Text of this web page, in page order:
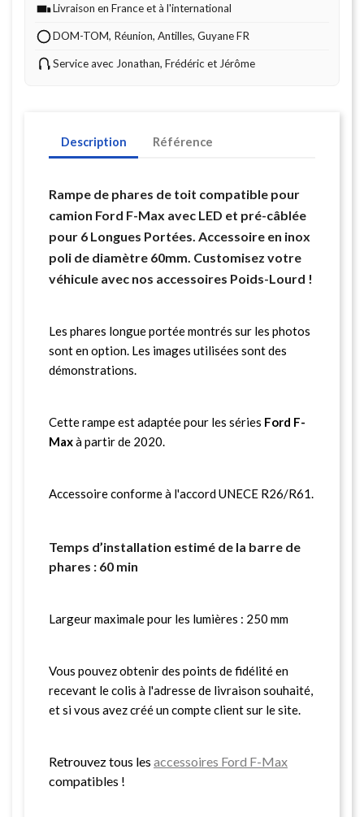
Livraison en France et à l'international
DOM-TOM, Réunion, Antilles, Guyane FR
Service avec Jonathan, Frédéric et Jérôme
Description Référence
Rampe de phares de toit compatible pour
camion Ford F-Max avec LED et pré-câblée
pour 6 Longues Portées. Accessoire en inox
poli de diamètre 60mm. Customisez votre
véhicule avec nos accessoires Poids-Lourd !
Les phares longue portée montrés sur les photos
sont en option. Les images utilisées sont des
démonstrations.
Cette rampe est adaptée pour les séries Ford F-
Maxà partir de 2020.
Accessoire conforme à l'accord UNECE R26/R61.
Temps d’installation estimé de la barre de
phares : 60 min
Largeur maximale pour les lumières : 250 mm
Vous pouvez obtenir des points de fidélité en
recevant le colis à l'adresse de livraison souhaité,
et si vous avez créé un compte client sur le site.
Retrouvez tous les accessoires Ford F-Max
compatibles !